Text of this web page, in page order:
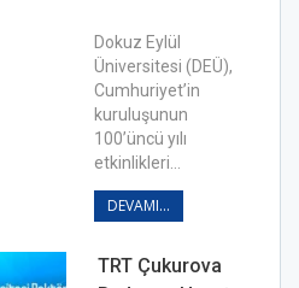
Dokuz Eylül
Üniversitesi (DEÜ),
Cumhuriyet’in
kuruluşunun
100’üncü yılı
etkinlikleri…
DEVAMI...
TRT Çukurova